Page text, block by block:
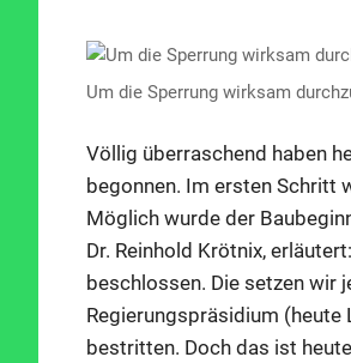
Um die Sperrung wirksam
Völlig überraschend haben
begonnen. Im ersten Schritt
Möglich wurde der
Dr. Reinhold Krötnix,
beschlossen. Die setzen wir
Regierungspräsidium
bestritten. Doch das ist